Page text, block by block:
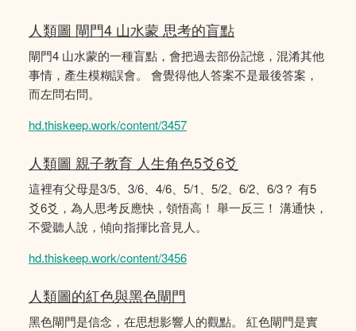
人類圖 閘門4 山水蒙 思考的盲點
閘門4 山水蒙的一種盲點，會把過去部份記憶，混淆其他
事情，產生模糊誤會。 會覺得他人答案不是最後答案，
而左問右問。
hd.thiskeep.work/content/3457
人類圖 親子教育 人生角色5爻6爻
這裡有父母是3/5、3/6、4/6、5/1、5/2、6/2、6/3？ 有5
爻6爻，為人思考反應快，領悟高！ 舉一反三！ 溝通快，
不愛聽人說，傾向指揮比音見人。
hd.thiskeep.work/content/3456
人類圖的紅色與黑色閘門
黑色閘門是信念，在思想影響人的觀點。 紅色閘門是實